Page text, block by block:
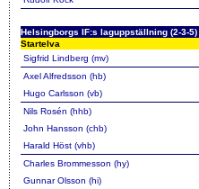
Helsingborgs IF:s laguppställning (2-3-5)
Startelva
Sigfrid Lindberg (mv)
Axel Alfredsson (hb)
Hugo Carlsson (vb)
Nils Rosén (hhb)
John Hansson (chb)
Harald Höst (vhb)
Charles Brommesson (hy)
Gunnar Olsson (hi)